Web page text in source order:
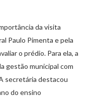
da visita
Paulo Pimenta e pela
o prédio. Para ela, a
gestão municipal com
secretária destacou
do ensino